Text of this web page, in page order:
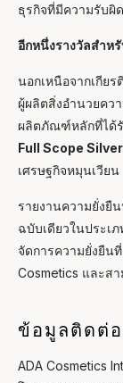
ธุรกิจที่มีความรับผิ
อีกหนึ่งรางวัลสำห
นอกเหนือจากเกียร
ผู้ผลิตสิ่งอำนวยคว
ผลิตภัณฑ์หลักที่ได้รั
Full Scope Silver
เศรษฐกิจหมุนเวียน
รายงานความยั่งยื
ฉบับเดียวในประเ
จัดการความยั่งยืน
Cosmetics และส
ข้อมูลติดต่
ADA Cosmetics